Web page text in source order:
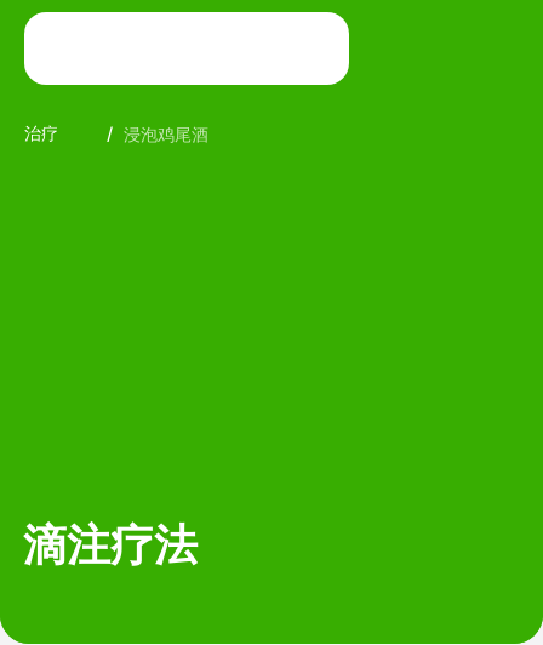
浸泡鸡尾酒
治疗 /
滴注疗法